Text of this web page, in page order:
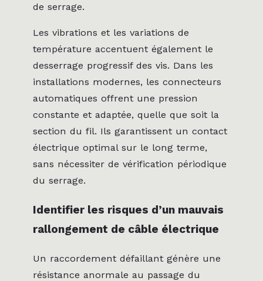
de serrage.
Les vibrations et les variations de
température accentuent également le
desserrage progressif des vis. Dans les
installations modernes, les connecteurs
automatiques offrent une pression
constante et adaptée, quelle que soit la
section du fil. Ils garantissent un contact
électrique optimal sur le long terme,
sans nécessiter de vérification périodique
du serrage.
Identifier les risques d’un mauvais
rallongement de câble électrique
Un raccordement défaillant génère une
résistance anormale au passage du